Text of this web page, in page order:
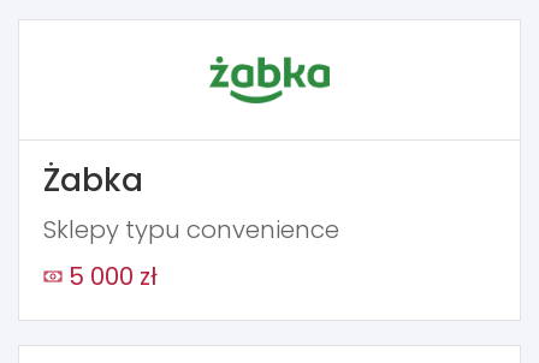
Żabka
Sklepy typu convenience
5 000 zł